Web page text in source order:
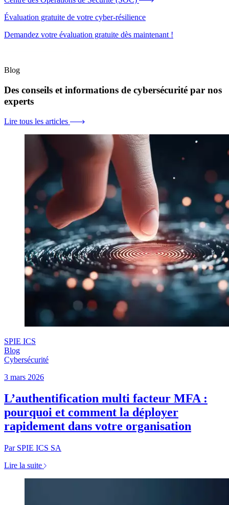
Évaluation gratuite de votre cyber-résilience
Demandez votre évaluation gratuite dès maintenant !
Blog
Des conseils et informations de cybersécurité par nos
experts
Lire tous les articles
SPIE ICS
Blog
Cybersécurité
3 mars 2026
L’authentification multi facteur MFA :
pourquoi et comment la déployer
rapidement dans votre organisation
Par SPIE ICS SA
Lire la suite